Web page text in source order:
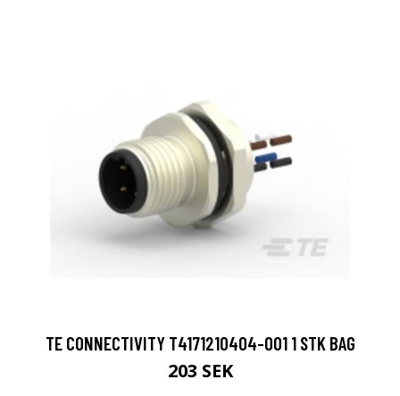
TE CONNECTIVITY T4171210404-001 1 STK BAG
203 SEK